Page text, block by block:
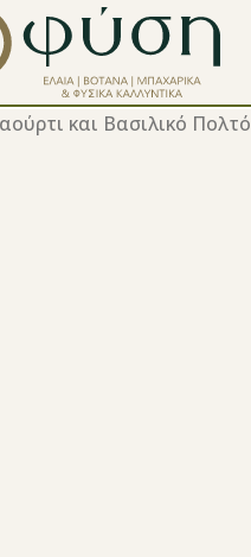
και Βασιλικό Πολτό